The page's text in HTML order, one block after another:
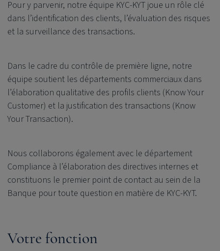
Pour y parvenir, notre équipe KYC-KYT joue un rôle clé
dans l’identification des clients, l’évaluation des risques
et la surveillance des transactions.
Dans le cadre du contrôle de première ligne, notre
équipe soutient les départements commerciaux dans
l’élaboration qualitative des profils clients (Know Your
Customer) et la justification des transactions (Know
Your Transaction).
Nous collaborons également avec le département
Compliance à l’élaboration des directives internes et
constituons le premier point de contact au sein de la
Banque pour toute question en matière de KYC-KYT.
Votre fonction